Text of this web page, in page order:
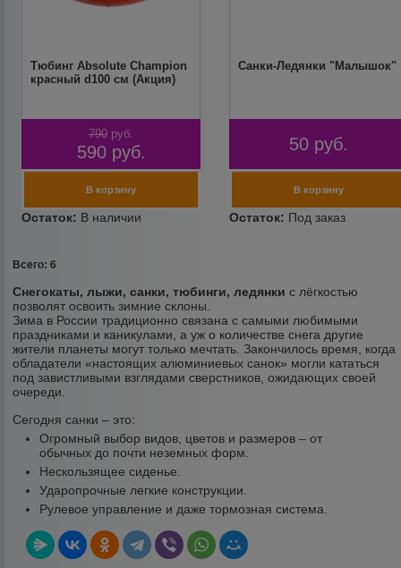
Тюбинг Absolute Champion
красный d100 см (Акция)
790 руб.
590 руб.
Санки-Ледянки "Малышок"
50 руб.
Всего: 6
Снегокаты, лыжи, санки, тюбинги, ледянки c лёгкостью
позволят освоить зимние склоны.
Зима в России традиционно связана с самыми любимыми
праздниками и каникулами, а уж о количестве снега другие
жители планеты могут только мечтать. Закончилось время, когда
обладатели «настоящих алюминиевых санок» могли кататься
под завистливыми взглядами сверстников, ожидающих своей
очереди.
Сегодня санки – это:
Огромный выбор видов, цветов и размеров – от
обычных до почти неземных форм.
Нескользящее сиденье.
Ударопрочные легкие конструкции.
Рулевое управление и даже тормозная система.